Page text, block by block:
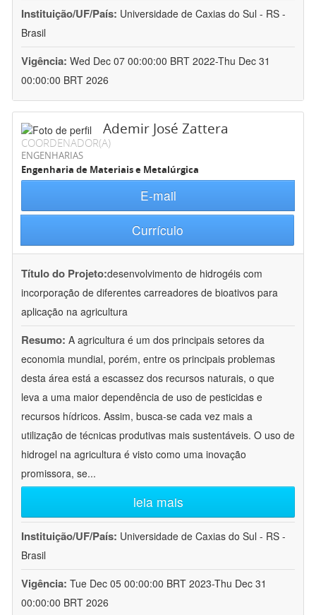
Instituição/UF/País: Universidade de Caxias do Sul - RS -
Brasil
Vigência: Wed Dec 07 00:00:00 BRT 2022-Thu Dec 31
00:00:00 BRT 2026
Ademir José Zattera
COORDENADOR(A)
ENGENHARIAS
Engenharia de Materiais e Metalúrgica
E-mail
Currículo
Título do Projeto:desenvolvimento de hidrogéis com
incorporação de diferentes carreadores de bioativos para
aplicação na agricultura
Resumo: A agricultura é um dos principais setores da
economia mundial, porém, entre os principais problemas
desta área está a escassez dos recursos naturais, o que
leva a uma maior dependência de uso de pesticidas e
recursos hídricos. Assim, busca-se cada vez mais a
utilização de técnicas produtivas mais sustentáveis. O uso de
hidrogel na agricultura é visto como uma inovação
promissora, se...
leia mais
Instituição/UF/País: Universidade de Caxias do Sul - RS -
Brasil
Vigência: Tue Dec 05 00:00:00 BRT 2023-Thu Dec 31
00:00:00 BRT 2026